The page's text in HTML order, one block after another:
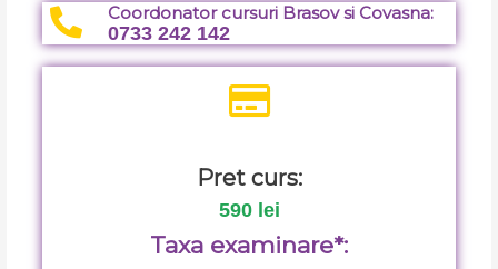
Coordonator cursuri Brasov si Covasna:
0733 242 142
Pret curs:
590 lei
Taxa examinare*: